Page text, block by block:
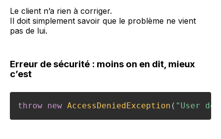
Le client n’a rien à corriger.
Il doit simplement savoir que le problème ne vient
pas de lui.
Erreur de sécurité : moins on en dit, mieux
c’est
throw new AccessDeniedException ( "User